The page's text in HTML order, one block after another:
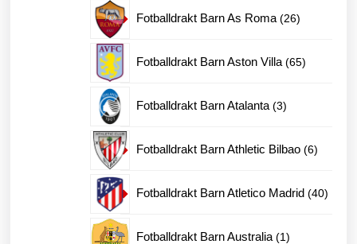
Fotballdrakt Barn As Roma 2626
Fotballdrakt Barn Aston Villa 6565
Fotballdrakt Barn Atalanta 33
Fotballdrakt Barn Athletic Bilbao 66
Fotballdrakt Barn Atletico Madrid 4040
Fotballdrakt Barn Australia 11